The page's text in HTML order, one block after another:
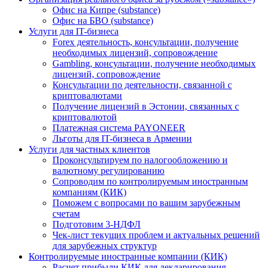
Офис на Кипре (substance)
Офис на БВО (substance)
Услуги для IT-бизнеса
Forex деятельность, консультации, получение
необходимых лицензий, сопровождение
Gambling, консультации, получение необходимых
лицензий, сопровождение
Консультации по деятельности, связанной с
криптовалютами
Получение лицензий в Эстонии, связанных с
криптовалютой
Платежная система PAYONEER
Льготы для IT-бизнеса в Армении
Услуги для частных клиентов
Проконсультируем по налогообложению и
валютному регулированию
Сопроводим по контролируемым иностранным
компаниям (КИК)
Поможем с вопросами по вашим зарубежным
счетам
Подготовим 3-НДФЛ
Чек-лист текущих проблем и актуальных решений
для зарубежных структур
Контролируемые иностранные компании (КИК)